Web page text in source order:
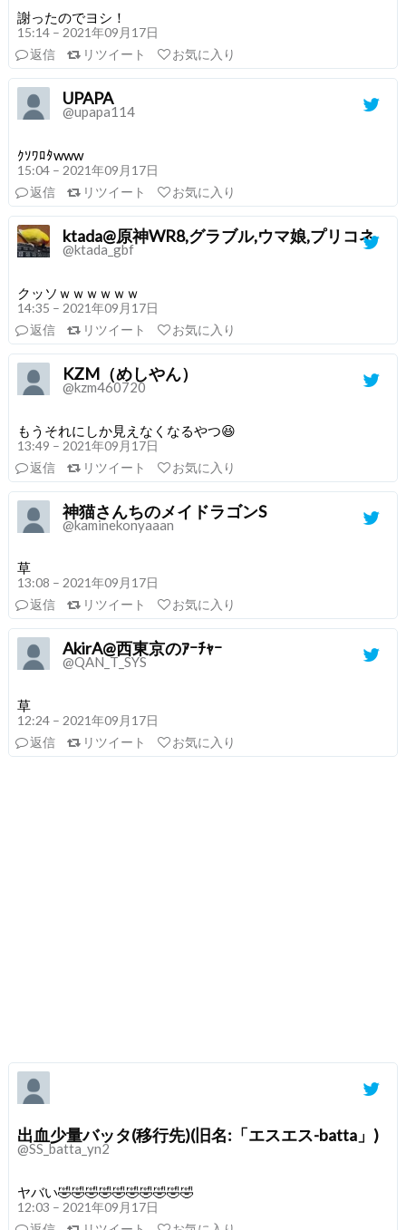
謝ったのでヨシ！
15:14 – 2021年09月17日
返信
リツイート お気に入り
UPAPA
@upapa114
ｸｿﾜﾛﾀwww
15:04 – 2021年09月17日
返信
リツイート お気に入り
ktada@原神WR8,グラブル,ウマ娘,プリコネ
@ktada_gbf
クッソｗｗｗｗｗｗ
14:35 – 2021年09月17日
返信
リツイート お気に入り
KZM（めしやん）
@kzm460720
もうそれにしか見えなくなるやつ😆
13:49 – 2021年09月17日
返信
リツイート お気に入り
神猫さんちのメイドラゴンS
@kaminekonyaaan
草
13:08 – 2021年09月17日
返信
リツイート お気に入り
AkirA@西東京のｱｰﾁｬｰ
@QAN_T_SYS
草
12:24 – 2021年09月17日
返信
リツイート お気に入り
出血少量バッタ(移行先)(旧名:「エスエス-batta」)
@SS_batta_yn2
ヤバい🤣🤣🤣🤣🤣🤣🤣🤣🤣🤣
12:03 – 2021年09月17日